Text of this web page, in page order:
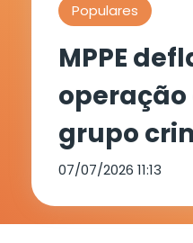
Populares
MPPE
grupo
envolvido
fraudes
07/07/2026 11:13